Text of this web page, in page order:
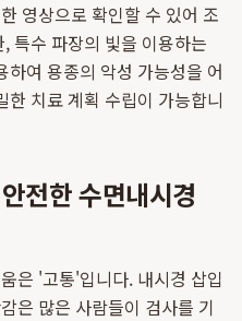
영상으로 확인할 수 있어 조
특수 파장의 빛을 이용하는
여 용종의 악성 가능성을 어
치료 계획 수립이 가능합니
전한 수면내시경
은 '고통'입니다. 내시경 삽입
은 많은 사람들이 검사를 기